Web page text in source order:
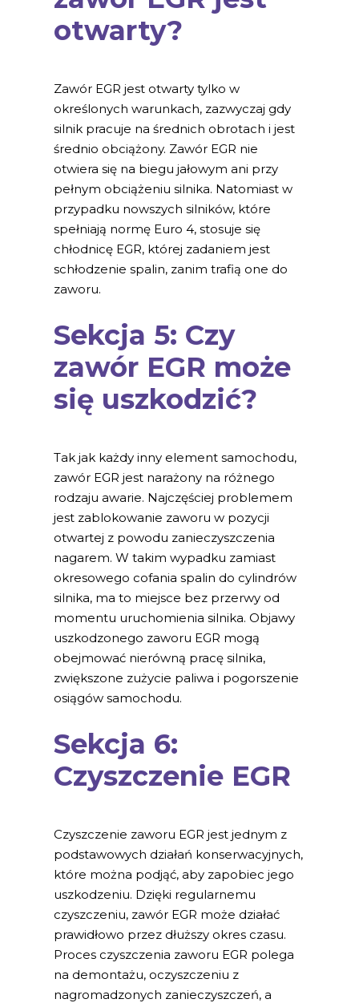
otwarty?
Zawór EGR jest otwarty tylko w
określonych warunkach, zazwyczaj gdy
silnik pracuje na średnich obrotach i jest
średnio obciążony. Zawór EGR nie
otwiera się na biegu jałowym ani przy
pełnym obciążeniu silnika. Natomiast w
przypadku nowszych silników, które
spełniają normę Euro 4, stosuje się
chłodnicę EGR, której zadaniem jest
schłodzenie spalin, zanim trafią one do
zaworu.
Sekcja 5: Czy
zawór EGR może
się uszkodzić?
Tak jak każdy inny element samochodu,
zawór EGR jest narażony na różnego
rodzaju awarie. Najczęściej problemem
jest zablokowanie zaworu w pozycji
otwartej z powodu zanieczyszczenia
nagarem. W takim wypadku zamiast
okresowego cofania spalin do cylindrów
silnika, ma to miejsce bez przerwy od
momentu uruchomienia silnika. Objawy
uszkodzonego zaworu EGR mogą
obejmować nierówną pracę silnika,
zwiększone zużycie paliwa i pogorszenie
osiągów samochodu.
Sekcja 6:
Czyszczenie EGR
Czyszczenie zaworu EGR jest jednym z
podstawowych działań konserwacyjnych,
które można podjąć, aby zapobiec jego
uszkodzeniu. Dzięki regularnemu
czyszczeniu, zawór EGR może działać
prawidłowo przez dłuższy okres czasu.
Proces czyszczenia zaworu EGR polega
na demontażu, oczyszczeniu z
nagromadzonych zanieczyszczeń, a